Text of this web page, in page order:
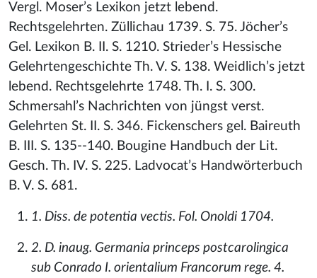
Vergl. Moser’s Lexikon jetzt lebend.
Rechtsgelehrten. Züllichau 1739. S. 75. Jöcher’s
Gel. Lexikon B. II. S. 1210. Strieder’s Hessische
Gelehrtengeschichte Th. V. S. 138. Weidlich’s jetzt
lebend. Rechtsgelehrte 1748. Th. I. S. 300.
Schmersahl’s Nachrichten von jüngst verst.
Gelehrten St. II. S. 346. Fickenschers gel. Baireuth
B. III. S. 135--140. Bougine Handbuch der Lit.
Gesch. Th. IV. S. 225. Ladvocat’s Handwörterbuch
B. V. S. 681.
1. Diss. de potentia vectis. Fol. Onoldi 1704.
2. D. inaug. Germania princeps postcarolingica
sub Conrado I. orientalium Francorum rege. 4.